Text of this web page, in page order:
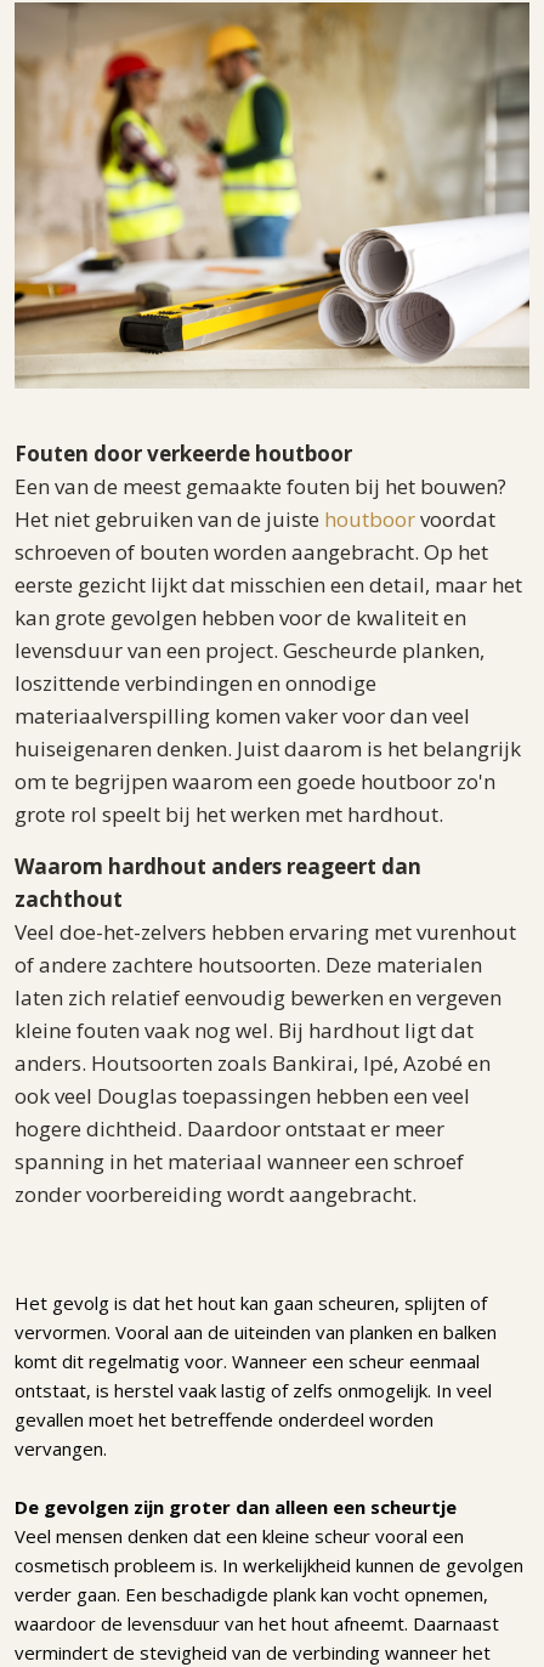
Fouten door verkeerde houtboor
Een van de meest gemaakte fouten bij het bouwen?
Het niet gebruiken van de juiste houtboorvoordat
schroeven of bouten worden aangebracht. Op het
eerste gezicht lijkt dat misschien een detail, maar het
kan grote gevolgen hebben voor de kwaliteit en
levensduur van een project. Gescheurde planken,
loszittende verbindingen en onnodige
materiaalverspilling komen vaker voor dan veel
huiseigenaren denken. Juist daarom is het belangrijk
om te begrijpen waarom een goede houtboor zo'n
grote rol speelt bij het werken met hardhout.
Waarom hardhout anders reageert dan
zachthout
Veel doe-het-zelvers hebben ervaring met vurenhout
of andere zachtere houtsoorten. Deze materialen
laten zich relatief eenvoudig bewerken en vergeven
kleine fouten vaak nog wel. Bij hardhout ligt dat
anders. Houtsoorten zoals Bankirai, Ipé, Azobé en
ook veel Douglas toepassingen hebben een veel
hogere dichtheid. Daardoor ontstaat er meer
spanning in het materiaal wanneer een schroef
zonder voorbereiding wordt aangebracht.
Het gevolg is dat het hout kan gaan scheuren, splijten of
vervormen. Vooral aan de uiteinden van planken en balken
komt dit regelmatig voor. Wanneer een scheur eenmaal
ontstaat, is herstel vaak lastig of zelfs onmogelijk. In veel
gevallen moet het betreffende onderdeel worden
vervangen.
De gevolgen zijn groter dan alleen een scheurtje
Veel mensen denken dat een kleine scheur vooral een
cosmetisch probleem is. In werkelijkheid kunnen de gevolgen
verder gaan. Een beschadigde plank kan vocht opnemen,
waardoor de levensduur van het hout afneemt. Daarnaast
vermindert de stevigheid van de verbinding wanneer het